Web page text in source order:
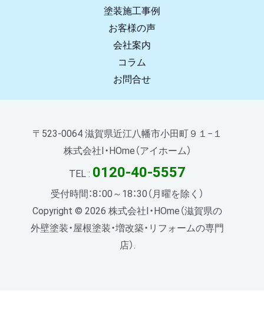
塗装施工事例
お客様の声
会社案内
コラム
お問合せ
〒523-0064 滋賀県近江八幡市小田町９１−１
株式会社I・HOme（アイホーム）
TEL : 0120-40-5557
受付時間：8：00～18：30（月曜を除く）
Copyright © 2026 株式会社I・HOme（滋賀県の
外壁塗装・屋根塗装・増改築・リフォームの専門
店）.